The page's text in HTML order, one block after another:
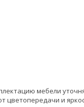
мебели
и